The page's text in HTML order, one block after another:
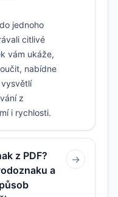
jednoho
citlivé
vám ukáže,
nabídne
z
i rychlosti.
z PDF?
a
→